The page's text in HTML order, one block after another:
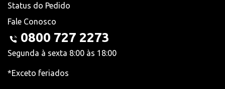
Status do Pedido
Fale Conosco
0800 727 2273
Segunda à sexta 8:00 às 18:00
*Exceto feriados